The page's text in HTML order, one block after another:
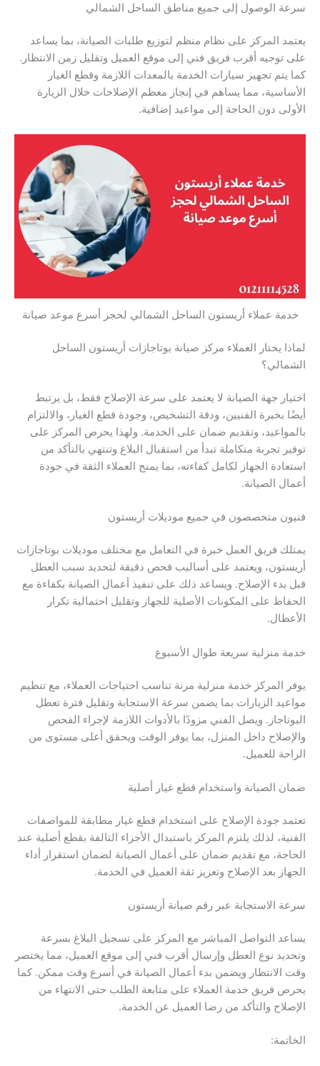
سرعة الوصول إلى جميع مناطق الساحل الشمالي
يعتمد المركز على نظام منظم لتوزيع طلبات الصيانة، بما يساعد
على توجيه أقرب فريق فني إلى موقع العميل وتقليل زمن الانتظار.
كما يتم تجهيز سيارات الخدمة بالمعدات اللازمة وقطع الغيار
الأساسية، مما يساهم في إنجاز معظم الإصلاحات خلال الزيارة
الأولى دون الحاجة إلى مواعيد إضافية.
خدمة عملاء أريستون الساحل الشمالي لحجز أسرع موعد صيانة
لماذا يختار العملاء مركز صيانة بوتاجازات أريستون الساحل
الشمالي؟
اختيار جهة الصيانة لا يعتمد على سرعة الإصلاح فقط، بل يرتبط
أيضًا بخبرة الفنيين، ودقة التشخيص، وجودة قطع الغيار، والالتزام
بالمواعيد، وتقديم ضمان على الخدمة. ولهذا يحرص المركز على
توفير تجربة متكاملة تبدأ من استقبال البلاغ وتنتهي بالتأكد من
استعادة الجهاز لكامل كفاءته، بما يمنح العملاء الثقة في جودة
أعمال الصيانة.
فنيون متخصصون في جميع موديلات أريستون
يمتلك فريق العمل خبرة في التعامل مع مختلف موديلات بوتاجازات
أريستون، ويعتمد على أساليب فحص دقيقة لتحديد سبب العطل
قبل بدء الإصلاح. ويساعد ذلك على تنفيذ أعمال الصيانة بكفاءة مع
الحفاظ على المكونات الأصلية للجهاز وتقليل احتمالية تكرار
الأعطال.
خدمة منزلية سريعة طوال الأسبوع
يوفر المركز خدمة منزلية مرنة تناسب احتياجات العملاء، مع تنظيم
مواعيد الزيارات بما يضمن سرعة الاستجابة وتقليل فترة تعطل
البوتاجاز. ويصل الفني مزودًا بالأدوات اللازمة لإجراء الفحص
والإصلاح داخل المنزل، بما يوفر الوقت ويحقق أعلى مستوى من
الراحة للعميل.
ضمان الصيانة واستخدام قطع غيار أصلية
تعتمد جودة الإصلاح على استخدام قطع غيار مطابقة للمواصفات
الفنية، لذلك يلتزم المركز باستبدال الأجزاء التالفة بقطع أصلية عند
الحاجة، مع تقديم ضمان على أعمال الصيانة لضمان استقرار أداء
الجهاز بعد الإصلاح وتعزيز ثقة العميل في الخدمة.
سرعة الاستجابة عبر رقم صيانة أريستون
يساعد التواصل المباشر مع المركز على تسجيل البلاغ بسرعة
وتحديد نوع العطل وإرسال أقرب فني إلى موقع العميل، مما يختصر
وقت الانتظار ويضمن بدء أعمال الصيانة في أسرع وقت ممكن. كما
يحرص فريق خدمة العملاء على متابعة الطلب حتى الانتهاء من
الإصلاح والتأكد من رضا العميل عن الخدمة.
الخاتمة: